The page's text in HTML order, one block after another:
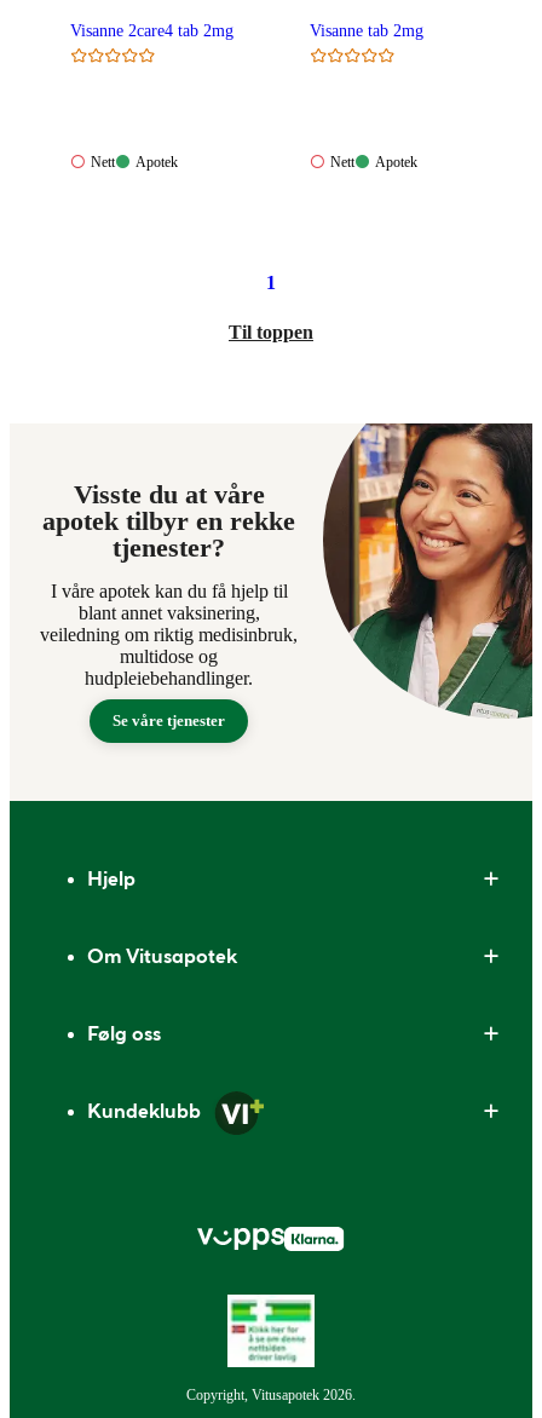
Visanne 2care4 tab 2mg
Nett:
Nett
Apotek:
Apotek
Visanne tab 2mg
Nett:
Nett
Apotek:
Apotek
1
Til toppen
Visste du at våre
apotek tilbyr en rekke
tjenester?
I våre apotek kan du få hjelp til
blant annet vaksinering,
veiledning om riktig medisinbruk,
multidose og
hudpleiebehandlinger.
Se våre tjenester
Hjelp
Om Vitusapotek
Følg oss
Kundeklubb
Copyright, Vitusapotek 2026.